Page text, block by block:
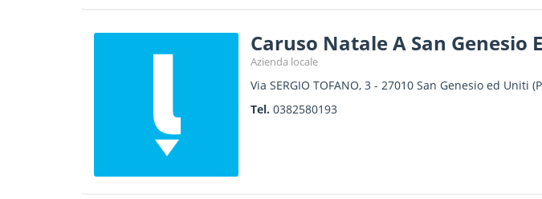
Caruso Natale A San Genesio
Azienda locale
Via SERGIO TOFANO, 3- 27010 San Genesio ed Uniti
Tel. 0382580193